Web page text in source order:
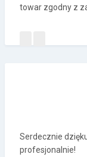
towar zgodny z
Serdecznie
profesjonalnie!